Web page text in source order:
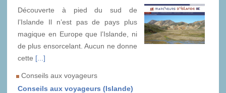
Découverte à pied du sud de
l’Islande Il n’est pas de pays plus
magique en Europe que l’Islande, ni
de plus ensorcelant. Aucun ne donne
cette [...]
Conseils aux voyageurs
Conseils aux voyageurs (Islande)